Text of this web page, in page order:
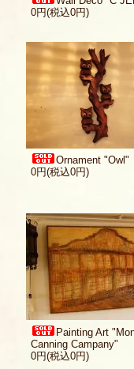
0円(税込0円)
Ornament "Owl"
0円(税込0円)
Painting Art
Canning Campany"
0円(税込0円)